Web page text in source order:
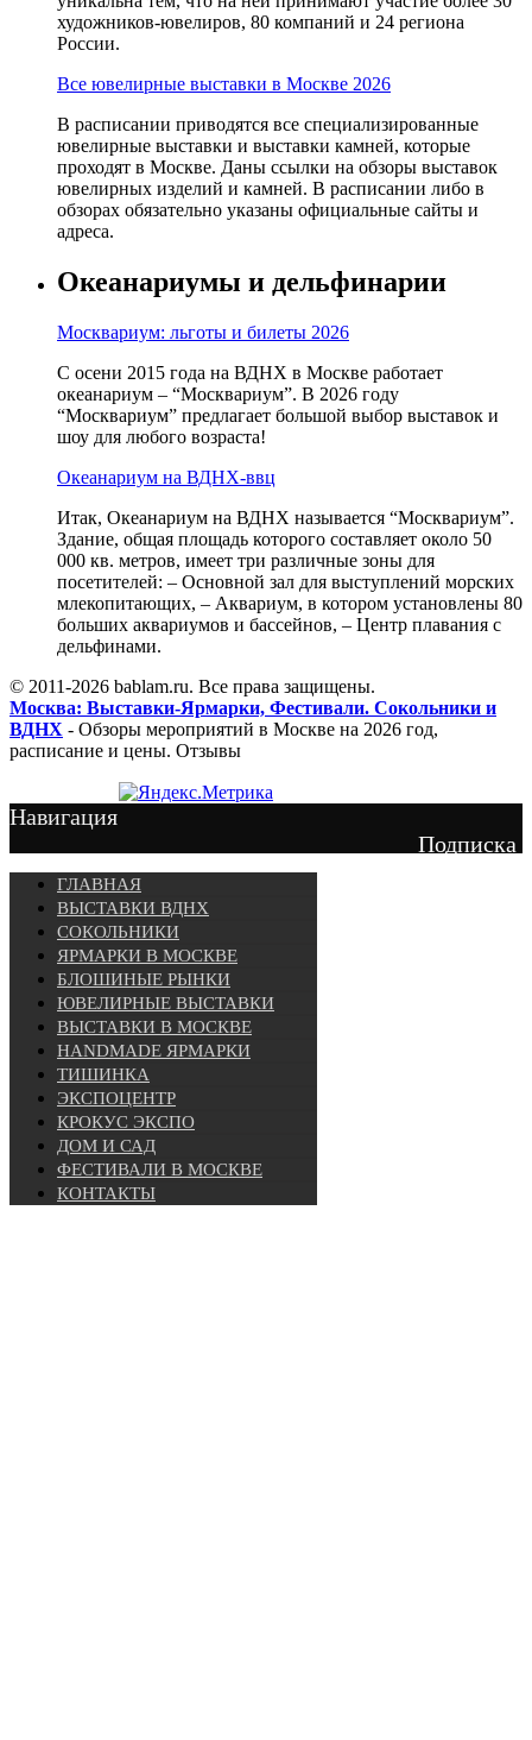
художников-ювелиров, 80 компаний и 24 региона
России.
Все ювелирные выставки в Москве 2026
В расписании приводятся все специализированные
ювелирные выставки и выставки камней, которые
проходят в Москве. Даны ссылки на обзоры выставок
ювелирных изделий и камней. В расписании либо в
обзорах обязательно указаны официальные сайты и
адреса.
Океанариумы и дельфинарии
Москвариум: льготы и билеты 2026
С осени 2015 года на ВДНХ в Москве работает
океанариум – “Москвариум”. В 2026 году
“Москвариум” предлагает большой выбор выставок и
шоу для любого возраста!
Океанариум на ВДНХ-ввц
Итак, Океанариум на ВДНХ называется “Москвариум”.
Здание, общая площадь которого составляет около 50
000 кв. метров, имеет три различные зоны для
посетителей: – Основной зал для выступлений морских
млекопитающих, – Аквариум, в котором установлены 80
больших аквариумов и бассейнов, – Центр плавания с
дельфинами.
© 2011-2026 bablam.ru. Все права защищены.
Москва: Выставки-Ярмарки, Фестивали. Сокольники и
ВДНХ - Обзоры мероприятий в Москве на 2026 год,
расписание и цены. Отзывы
Навигация
Подписка
ГЛАВНАЯ
ВЫСТАВКИ ВДНХ
СОКОЛЬНИКИ
ЯРМАРКИ В МОСКВЕ
БЛОШИНЫЕ РЫНКИ
ЮВЕЛИРНЫЕ ВЫСТАВКИ
ВЫСТАВКИ В МОСКВЕ
HANDMADE ЯРМАРКИ
ТИШИНКА
ЭКСПОЦЕНТР
КРОКУС ЭКСПО
ДОМ И САД
ФЕСТИВАЛИ В МОСКВЕ
КОНТАКТЫ